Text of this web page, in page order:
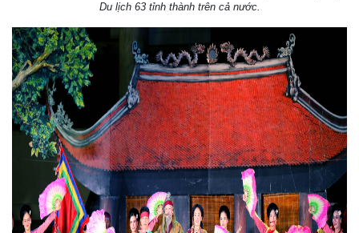
Du lịch 63 tỉnh thành trên cả nước.